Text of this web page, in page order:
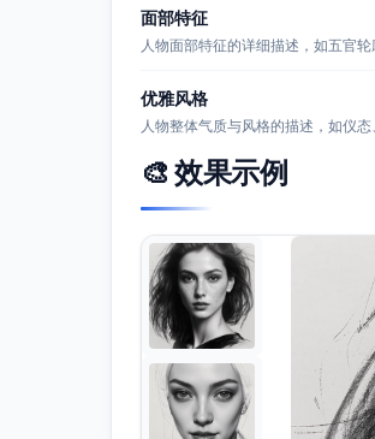
面部特征
人物面部特征的详细描述，如五官
优雅风格
人物整体气质与风格的描述，如仪
🎨 效果示例